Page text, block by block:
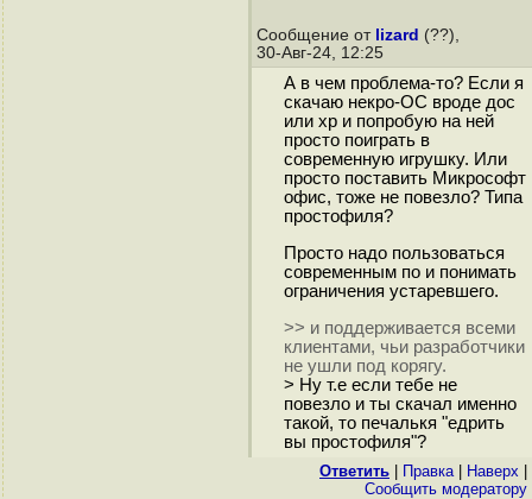
Сообщение от lizard (??),
30-Авг-24, 12:25
А в чем проблема-то? Если я
скачаю некро-ОС вроде дос
или хр и попробую на ней
просто поиграть в
современную игрушку. Или
просто поставить Микрософт
офис, тоже не повезло? Типа
простофиля?
Просто надо пользоваться
современным по и понимать
ограничения устаревшего.
>> и поддерживается всеми
клиентами, чьи разработчики
не ушли под корягу.
> Ну т.е если тебе не
повезло и ты скачал именно
такой, то печалькя "едрить
вы простофиля"?
Ответить Правка| Наверх
Cообщить модератору